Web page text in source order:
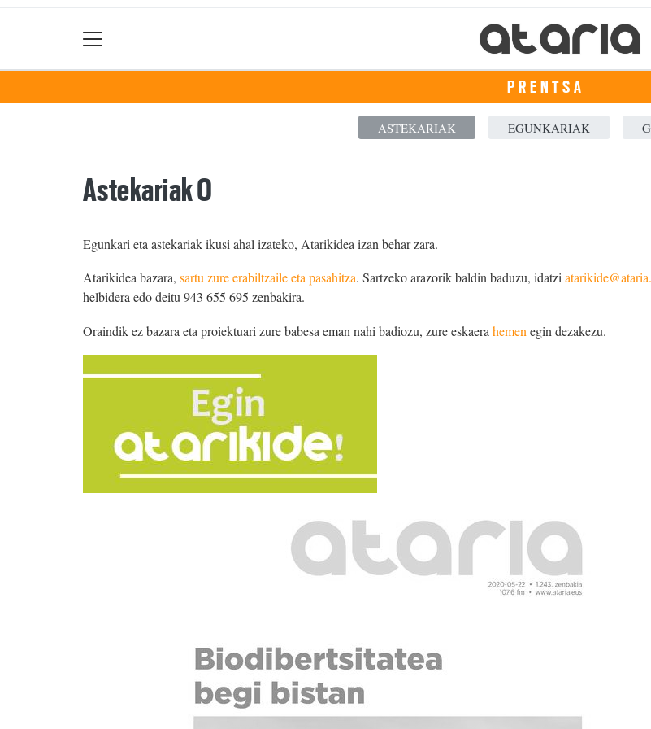
PRENTSA
ASTEKARIAK EGUNKARIAK
Astekariak 0
Egunkari eta astekariak ikusi ahal izateko, Atarikidea izan behar zara.
Atarikidea bazara, sartu zure erabiltzaile eta pasahitza. Sartzeko arazorik baldin baduzu, idatzi
helbidera edo deitu 943 655 695 zenbakira.
Oraindik ez bazara eta proiektuari zure babesa eman nahi badiozu, zure eskaera hemen egin dezakezu.